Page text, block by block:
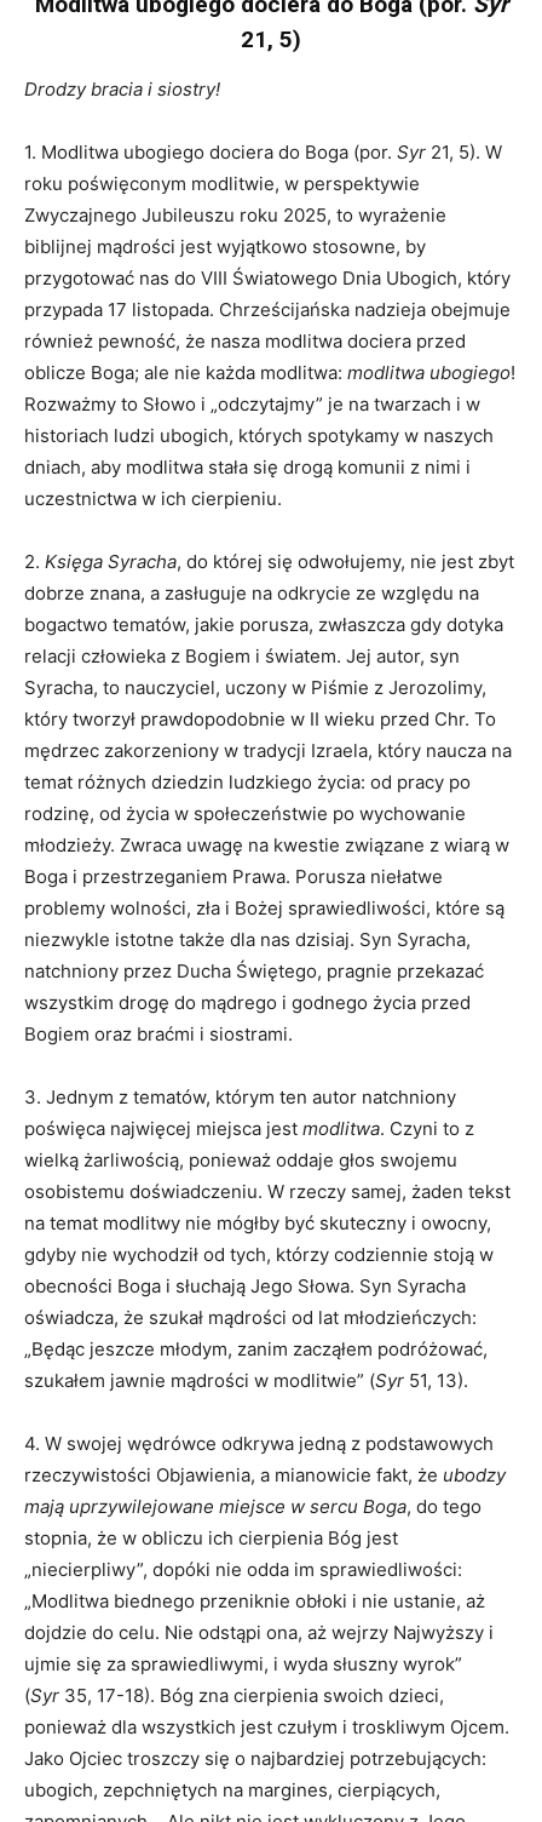
21, 5)
Drodzy bracia i siostry!
1. Modlitwa ubogiego dociera do Boga (por. Syr 21, 5). W
roku poświęconym modlitwie, w perspektywie
Zwyczajnego Jubileuszu roku 2025, to wyrażenie
biblijnej mądrości jest wyjątkowo stosowne, by
przygotować nas do VIII Światowego Dnia Ubogich, który
przypada 17 listopada. Chrześcijańska nadzieja obejmuje
również pewność, że nasza modlitwa dociera przed
oblicze Boga; ale nie każda modlitwa: modlitwa ubogiego!
Rozważmy to Słowo i „odczytajmy” je na twarzach i w
historiach ludzi ubogich, których spotykamy w naszych
dniach, aby modlitwa stała się drogą komunii z nimi i
uczestnictwa w ich cierpieniu.
2. Księga Syracha, do której się odwołujemy, nie jest zbyt
dobrze znana, a zasługuje na odkrycie ze względu na
bogactwo tematów, jakie porusza, zwłaszcza gdy dotyka
relacji człowieka z Bogiem i światem. Jej autor, syn
Syracha, to nauczyciel, uczony w Piśmie z Jerozolimy,
który tworzył prawdopodobnie w II wieku przed Chr. To
mędrzec zakorzeniony w tradycji Izraela, który naucza na
temat różnych dziedzin ludzkiego życia: od pracy po
rodzinę, od życia w społeczeństwie po wychowanie
młodzieży. Zwraca uwagę na kwestie związane z wiarą w
Boga i przestrzeganiem Prawa. Porusza niełatwe
problemy wolności, zła i Bożej sprawiedliwości, które są
niezwykle istotne także dla nas dzisiaj. Syn Syracha,
natchniony przez Ducha Świętego, pragnie przekazać
wszystkim drogę do mądrego i godnego życia przed
Bogiem oraz braćmi i siostrami.
3. Jednym z tematów, którym ten autor natchniony
poświęca najwięcej miejsca jest modlitwa. Czyni to z
wielką żarliwością, ponieważ oddaje głos swojemu
osobistemu doświadczeniu. W rzeczy samej, żaden tekst
na temat modlitwy nie mógłby być skuteczny i owocny,
gdyby nie wychodził od tych, którzy codziennie stoją w
obecności Boga i słuchają Jego Słowa. Syn Syracha
oświadcza, że szukał mądrości od lat młodzieńczych:
„Będąc jeszcze młodym, zanim zacząłem podróżować,
szukałem jawnie mądrości w modlitwie” (Syr 51, 13).
4. W swojej wędrówce odkrywa jedną z podstawowych
rzeczywistości Objawienia, a mianowicie fakt, że ubodzy
mają uprzywilejowane miejsce w sercu Boga, do tego
stopnia, że w obliczu ich cierpienia Bóg jest
„niecierpliwy”, dopóki nie odda im sprawiedliwości:
„Modlitwa biednego przeniknie obłoki i nie ustanie, aż
dojdzie do celu. Nie odstąpi ona, aż wejrzy Najwyższy i
ujmie się za sprawiedliwymi, i wyda słuszny wyrok”
(Syr 35, 17-18). Bóg zna cierpienia swoich dzieci,
ponieważ dla wszystkich jest czułym i troskliwym Ojcem.
Jako Ojciec troszczy się o najbardziej potrzebujących:
ubogich, zepchniętych na margines, cierpiących,